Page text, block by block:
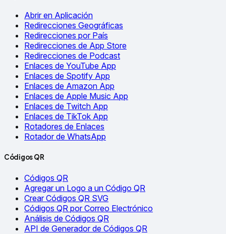
Abrir en Aplicación
Redirecciones Geográficas
Redirecciones por País
Redirecciones de App Store
Redirecciones de Podcast
Enlaces de YouTube App
Enlaces de Spotify App
Enlaces de Amazon App
Enlaces de Apple Music App
Enlaces de Twitch App
Enlaces de TikTok App
Rotadores de Enlaces
Rotador de WhatsApp
Códigos QR
Códigos QR
Agregar un Logo a un Código QR
Crear Códigos QR SVG
Códigos QR por Correo Electrónico
Análisis de Códigos QR
API de Generador de Códigos QR